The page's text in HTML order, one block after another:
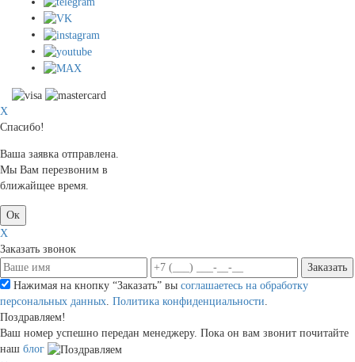
X
Спасибо!
Ваша заявка отправлена.
Мы Вам перезвоним в
ближайщее время.
Ок
X
Заказать звонок
Заказать
Нажимая на кнопку “Заказать” вы соглашаетесь на обработку
персональных данных. Политика конфиденциальности.
Поздравляем!
Ваш номер успешно передан менеджеру. Пока он вам звонит почитайте
наш блог